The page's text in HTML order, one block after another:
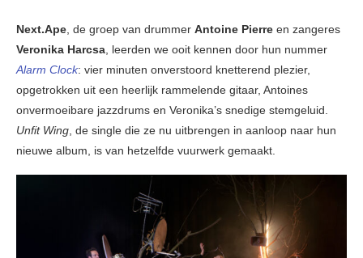
Next.Ape, de groep van drummer Antoine Pierre en zangeres
Veronika Harcsa, leerden we ooit kennen door hun nummer
Alarm Clock: vier minuten onverstoord knetterend plezier,
opgetrokken uit een heerlijk rammelende gitaar, Antoines
onvermoeibare jazzdrums en Veronika’s snedige stemgeluid.
Unfit Wing, de single die ze nu uitbrengen in aanloop naar hun
nieuwe album, is van hetzelfde vuurwerk gemaakt.